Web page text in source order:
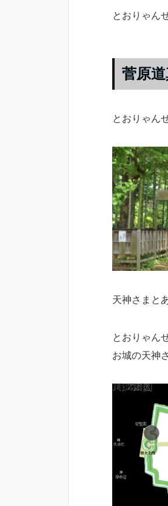
とおりゃん
菅原
とおりゃん
天神さまと
とおりゃん
お城の天神